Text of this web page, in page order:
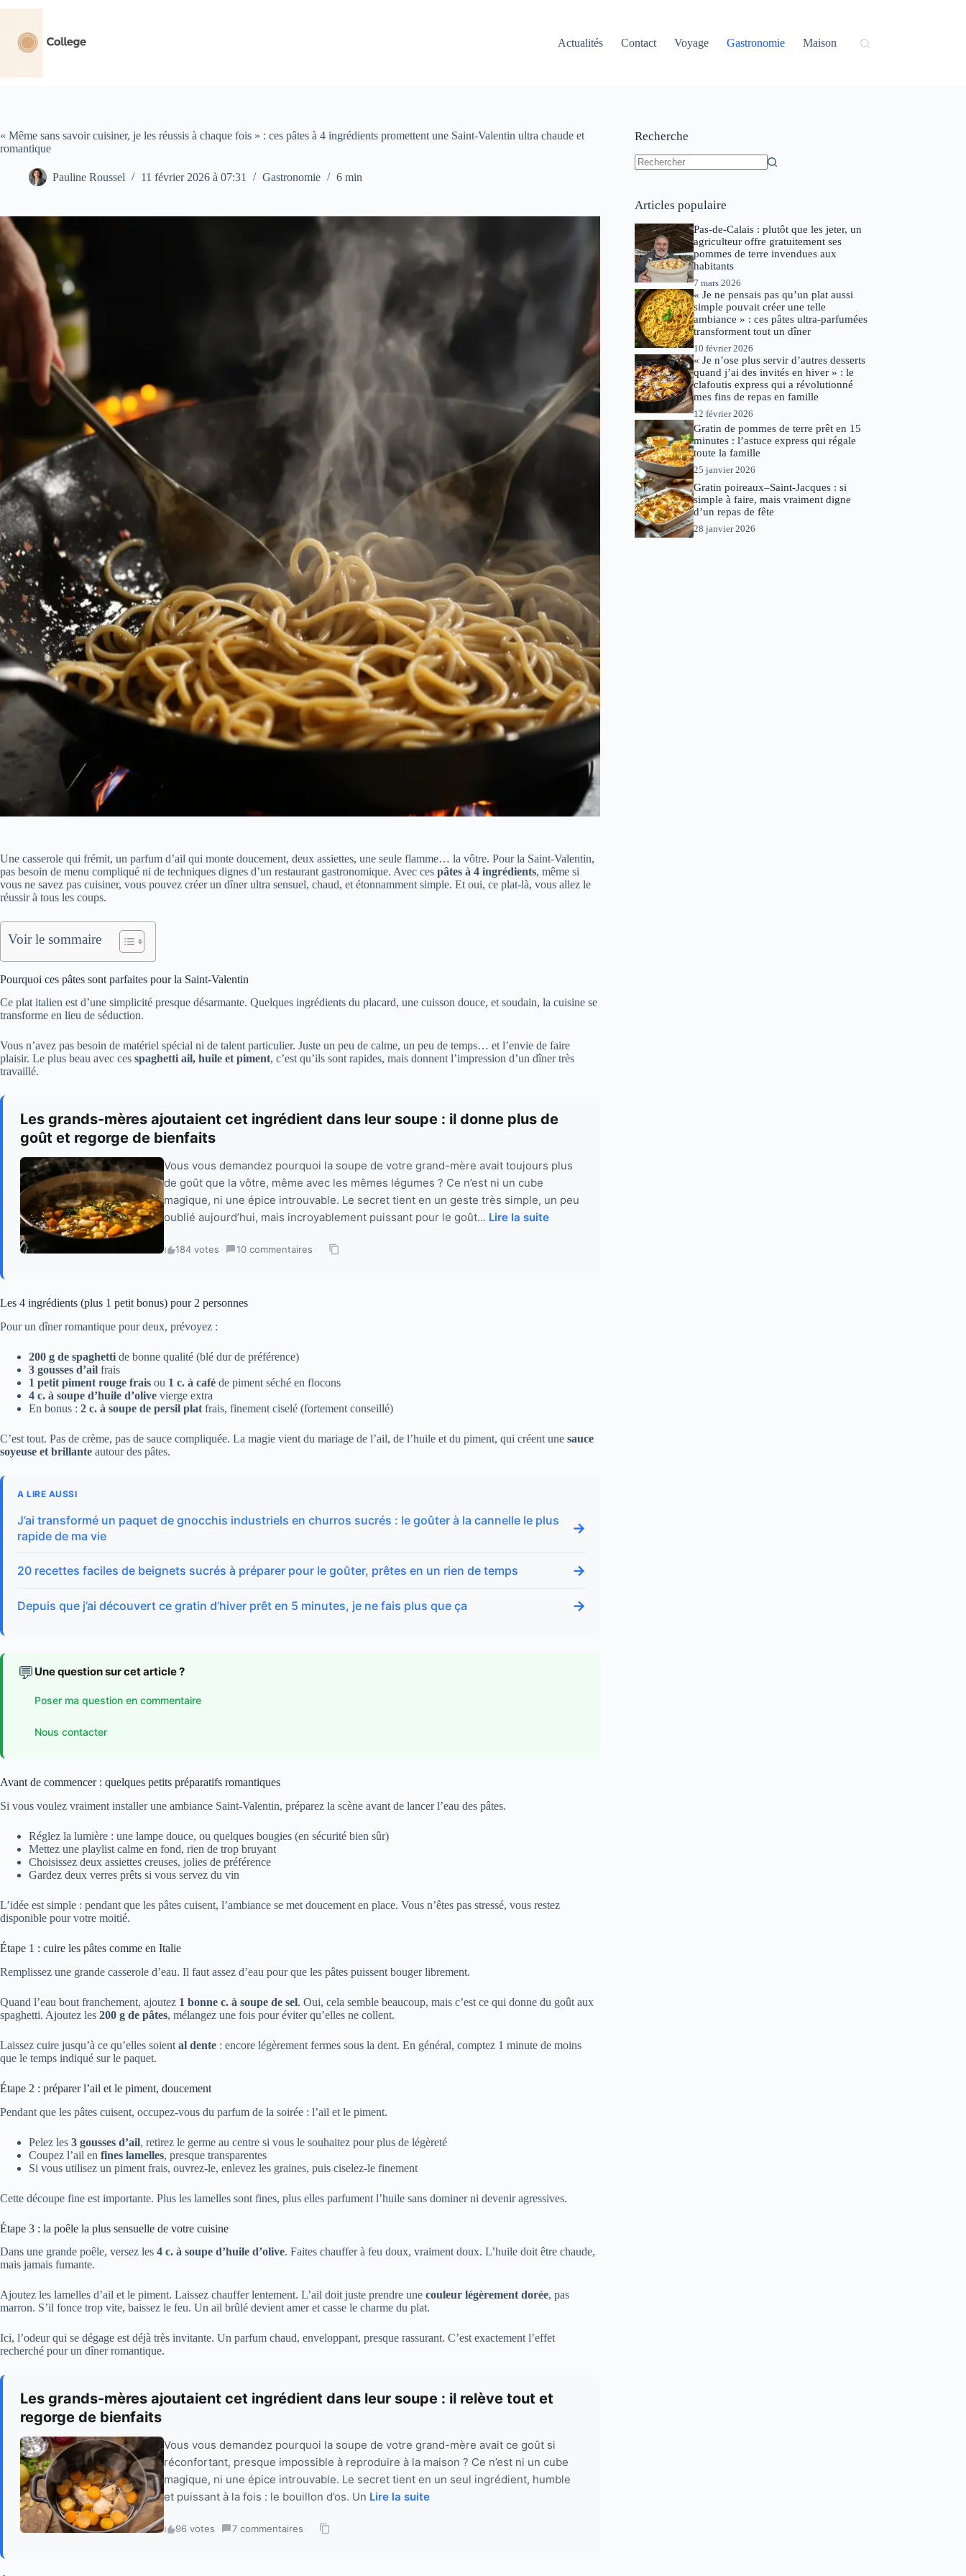
contenu
Actualités
Contact Voyage Gastronomie Maison
« Même sans savoir cuisiner, je les réussis à chaque fois » : ces pâtes à 4 ingrédients promettent une Saint-Valentin ultra chaude et
romantique
Pauline Roussel 11 février 2026 à 07:31 Gastronomie 6 min
Une casserole qui frémit, un parfum d’ail qui monte doucement, deux assiettes, une seule flamme… la vôtre. Pour la Saint-Valentin,
pas besoin de menu compliqué ni de techniques dignes d’un restaurant gastronomique. Avec ces pâtes à 4 ingrédients, même si
vous ne savez pas cuisiner, vous pouvez créer un dîner ultra sensuel, chaud, et étonnamment simple. Et oui, ce plat-là, vous allez le
réussir à tous les coups.
Voir le sommaire
Pourquoi ces pâtes sont parfaites pour la Saint-Valentin
Ce plat italien est d’une simplicité presque désarmante. Quelques ingrédients du placard, une cuisson douce, et soudain, la cuisine se
transforme en lieu de séduction.
Vous n’avez pas besoin de matériel spécial ni de talent particulier. Juste un peu de calme, un peu de temps… et l’envie de faire
plaisir. Le plus beau avec ces spaghetti ail, huile et piment, c’est qu’ils sont rapides, mais donnent l’impression d’un dîner très
travaillé.
Les grands-mères ajoutaient cet ingrédient dans leur soupe : il donne plus de
goût et regorge de bienfaits
Vous vous demandez pourquoi la soupe de votre grand-mère avait toujours plus
de goût que la vôtre, même avec les mêmes légumes ? Ce n’est ni un cube
magique, ni une épice introuvable. Le secret tient en un geste très simple, un peu
oublié aujourd’hui, mais incroyablement puissant pour le goût... Lire la suite
184 votes · 10 commentaires ·
Les 4 ingrédients (plus 1 petit bonus) pour 2 personnes
Pour un dîner romantique pour deux, prévoyez :
200 g de spaghetti de bonne qualité (blé dur de préférence)
3 gousses d’ail frais
1 petit piment rouge frais ou 1 c. à café de piment séché en flocons
4 c. à soupe d’huile d’olive vierge extra
En bonus : 2 c. à soupe de persil plat frais, finement ciselé (fortement conseillé)
C’est tout. Pas de crème, pas de sauce compliquée. La magie vient du mariage de l’ail, de l’huile et du piment, qui créent une sauce
soyeuse et brillante autour des pâtes.
A LIRE AUSSI
J’ai transformé un paquet de gnocchis industriels en churros sucrés : le goûter à la cannelle le plus
rapide de ma vie
→
20 recettes faciles de beignets sucrés à préparer pour le goûter, prêtes en un rien de temps →
Depuis que j’ai découvert ce gratin d’hiver prêt en 5 minutes, je ne fais plus que ça →
💬 Une question sur cet article ?
Poser ma question en commentaire
Nous contacter
Avant de commencer : quelques petits préparatifs romantiques
Si vous voulez vraiment installer une ambiance Saint-Valentin, préparez la scène avant de lancer l’eau des pâtes.
Réglez la lumière : une lampe douce, ou quelques bougies (en sécurité bien sûr)
Mettez une playlist calme en fond, rien de trop bruyant
Choisissez deux assiettes creuses, jolies de préférence
Gardez deux verres prêts si vous servez du vin
L’idée est simple : pendant que les pâtes cuisent, l’ambiance se met doucement en place. Vous n’êtes pas stressé, vous restez
disponible pour votre moitié.
Étape 1 : cuire les pâtes comme en Italie
Remplissez une grande casserole d’eau. Il faut assez d’eau pour que les pâtes puissent bouger librement.
Quand l’eau bout franchement, ajoutez 1 bonne c. à soupe de sel. Oui, cela semble beaucoup, mais c’est ce qui donne du goût aux
spaghetti. Ajoutez les 200 g de pâtes, mélangez une fois pour éviter qu’elles ne collent.
Laissez cuire jusqu’à ce qu’elles soient al dente : encore légèrement fermes sous la dent. En général, comptez 1 minute de moins
que le temps indiqué sur le paquet.
Étape 2 : préparer l’ail et le piment, doucement
Pendant que les pâtes cuisent, occupez-vous du parfum de la soirée : l’ail et le piment.
Pelez les 3 gousses d’ail, retirez le germe au centre si vous le souhaitez pour plus de légèreté
Coupez l’ail en fines lamelles, presque transparentes
Si vous utilisez un piment frais, ouvrez-le, enlevez les graines, puis ciselez-le finement
Cette découpe fine est importante. Plus les lamelles sont fines, plus elles parfument l’huile sans dominer ni devenir agressives.
Étape 3 : la poêle la plus sensuelle de votre cuisine
Dans une grande poêle, versez les 4 c. à soupe d’huile d’olive. Faites chauffer à feu doux, vraiment doux. L’huile doit être chaude,
mais jamais fumante.
Ajoutez les lamelles d’ail et le piment. Laissez chauffer lentement. L’ail doit juste prendre une couleur légèrement dorée, pas
marron. S’il fonce trop vite, baissez le feu. Un ail brûlé devient amer et casse le charme du plat.
Ici, l’odeur qui se dégage est déjà très invitante. Un parfum chaud, enveloppant, presque rassurant. C’est exactement l’effet
recherché pour un dîner romantique.
Les grands-mères ajoutaient cet ingrédient dans leur soupe : il relève tout et
regorge de bienfaits
Vous vous demandez pourquoi la soupe de votre grand-mère avait ce goût si
réconfortant, presque impossible à reproduire à la maison ? Ce n’est ni un cube
magique, ni une épice introuvable. Le secret tient en un seul ingrédient, humble
et puissant à la fois : le bouillon d’os. Un Lire la suite
96 votes · 7 commentaires ·
Recherche
Articles populaire
Pas-de-Calais : plutôt que les jeter, un
agriculteur offre gratuitement ses
pommes de terre invendues aux
habitants
7 mars 2026
« Je ne pensais pas qu’un plat aussi
simple pouvait créer une telle
ambiance » : ces pâtes ultra-parfumées
transforment tout un dîner
10 février 2026
« Je n’ose plus servir d’autres desserts
quand j’ai des invités en hiver » : le
clafoutis express qui a révolutionné
mes fins de repas en famille
12 février 2026
Gratin de pommes de terre prêt en 15
minutes : l’astuce express qui régale
toute la famille
25 janvier 2026
Gratin poireaux–Saint-Jacques : si
simple à faire, mais vraiment digne
d’un repas de fête
28 janvier 2026